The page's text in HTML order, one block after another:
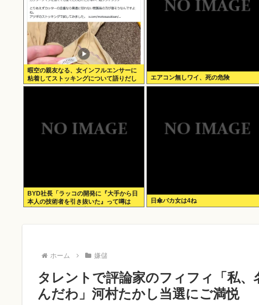
暇空の親友なる、女インフルエンサーに
粘着してストッキングについて語りだし
嫌儲卿として格を見せつける
エアコン無しワイ、死の危険
BYD社長「ラッコの開発に『大手から日
本人の技術者を引き抜いた』って噂は
嘘。開発チームに日本人は0人です」
日傘バカ女は4ね
ホーム 嫌儲
タレントで評論家のフィフィ「私
んだわ」河村たかし当選にご満悦